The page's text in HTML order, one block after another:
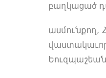
բաղկացած
ասմունքող,